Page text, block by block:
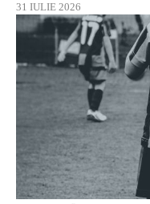
31 IULIE 2026